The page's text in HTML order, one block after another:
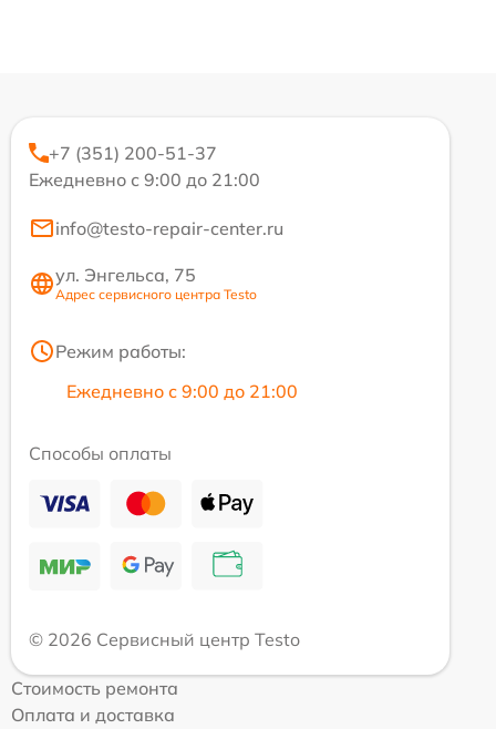
+7 (351) 200-51-37
Ежедневно с 9:00 до 21:00
info@testo-repair-center.ru
ул. Энгельса, 75
Адрес сервисного центра Testo
Режим работы:
Ежедневно с 9:00 до 21:00
Способы оплаты
© 2026 Сервисный центр Testo
Стоимость ремонта
Оплата и доставка